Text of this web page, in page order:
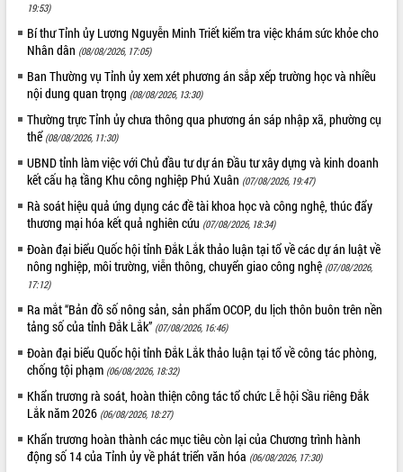
19:53)
Bí thư Tỉnh ủy Lương Nguyễn Minh Triết kiểm tra việc khám sức khỏe cho
Nhân dân (08/08/2026, 17:05)
Ban Thường vụ Tỉnh ủy xem xét phương án sắp xếp trường học và nhiều
nội dung quan trọng (08/08/2026, 13:30)
Thường trực Tỉnh ủy chưa thông qua phương án sáp nhập xã, phường cụ
thể (08/08/2026, 11:30)
UBND tỉnh làm việc với Chủ đầu tư dự án Đầu tư xây dựng và kinh doanh
kết cấu hạ tầng Khu công nghiệp Phú Xuân (07/08/2026, 19:47)
Rà soát hiệu quả ứng dụng các đề tài khoa học và công nghệ, thúc đẩy
thương mại hóa kết quả nghiên cứu (07/08/2026, 18:34)
Đoàn đại biểu Quốc hội tỉnh Đắk Lắk thảo luận tại tổ về các dự án luật về
nông nghiệp, môi trường, viễn thông, chuyển giao công nghệ (07/08/2026,
17:12)
Ra mắt “Bản đồ số nông sản, sản phẩm OCOP, du lịch thôn buôn trên nền
tảng số của tỉnh Đắk Lắk” (07/08/2026, 16:46)
Đoàn đại biểu Quốc hội tỉnh Đắk Lắk thảo luận tại tổ về công tác phòng,
chống tội phạm (06/08/2026, 18:32)
Khẩn trương rà soát, hoàn thiện công tác tổ chức Lễ hội Sầu riêng Đắk
Lắk năm 2026 (06/08/2026, 18:27)
Khẩn trương hoàn thành các mục tiêu còn lại của Chương trình hành
động số 14 của Tỉnh ủy về phát triển văn hóa (06/08/2026, 17:30)